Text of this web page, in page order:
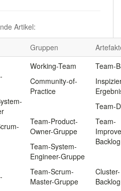
Artikel:
Gruppen
Working-Team
Community-of-
Practice
Team-Product-
Owner-Gruppe
Team-System-
Engineer-Gruppe
Team-Scrum-
Master-Gruppe
Team-
Team-
Team-
Backlog
Cluster-
Backlog